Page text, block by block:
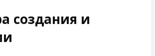
создания и